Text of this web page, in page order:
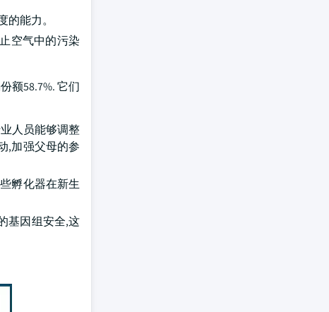
能力。
空气中的污染
额58.7%. 它们
人员能够调整
,加强父母的参
孵化器在新生
基因组安全,这